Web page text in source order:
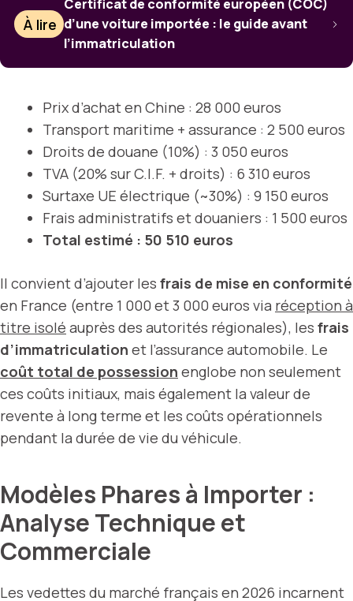
À lire
Certificat de conformité européen (COC)
d’une voiture importée : le guide avant
l’immatriculation
Prix d’achat en Chine : 28 000 euros
Transport maritime + assurance : 2 500 euros
Droits de douane (10%) : 3 050 euros
TVA (20% sur C.I.F. + droits) : 6 310 euros
Surtaxe UE électrique (~30%) : 9 150 euros
Frais administratifs et douaniers : 1 500 euros
Total estimé : 50 510 euros
Il convient d’ajouter les frais de mise en conformité
en France (entre 1 000 et 3 000 euros via réception à
titre isolé auprès des autorités régionales), les frais
d’immatriculation et l’assurance automobile. Le
coût total de possession englobe non seulement
ces coûts initiaux, mais également la valeur de
revente à long terme et les coûts opérationnels
pendant la durée de vie du véhicule.
Modèles Phares à Importer :
Analyse Technique et
Commerciale
Les vedettes du marché français en 2026 incarnent